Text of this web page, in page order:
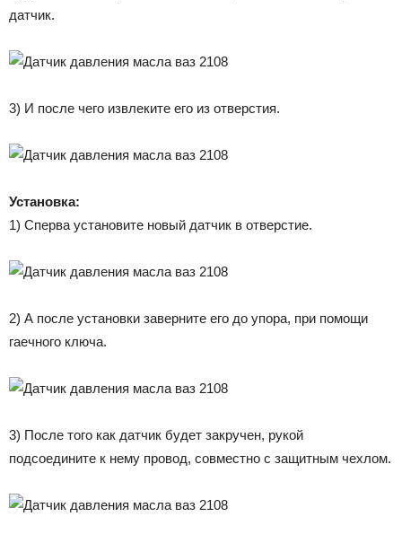
датчик.
3) И после чего извлеките его из отверстия.
Установка:
1) Сперва установите новый датчик в отверстие.
2) А после установки заверните его до упора, при помощи
гаечного ключа.
3) После того как датчик будет закручен, рукой
подсоедините к нему провод, совместно с защитным чехлом.